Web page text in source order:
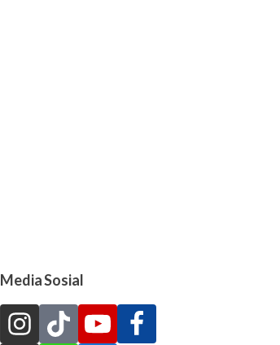
Media Sosial